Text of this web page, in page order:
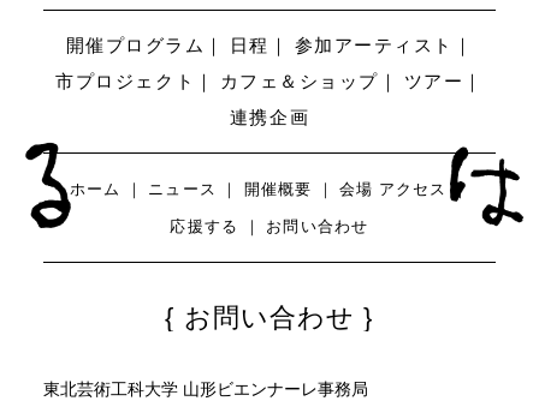
開催プログラム 日程
参加アーティスト
市プロジェクト
カフェ＆ショップ
ツアー
連携企画
ホーム ニュース 開催概要 会場 アクセス
応援する お問い合わせ
お問い合わせ
東北芸術工科大学 山形ビエンナーレ事務局